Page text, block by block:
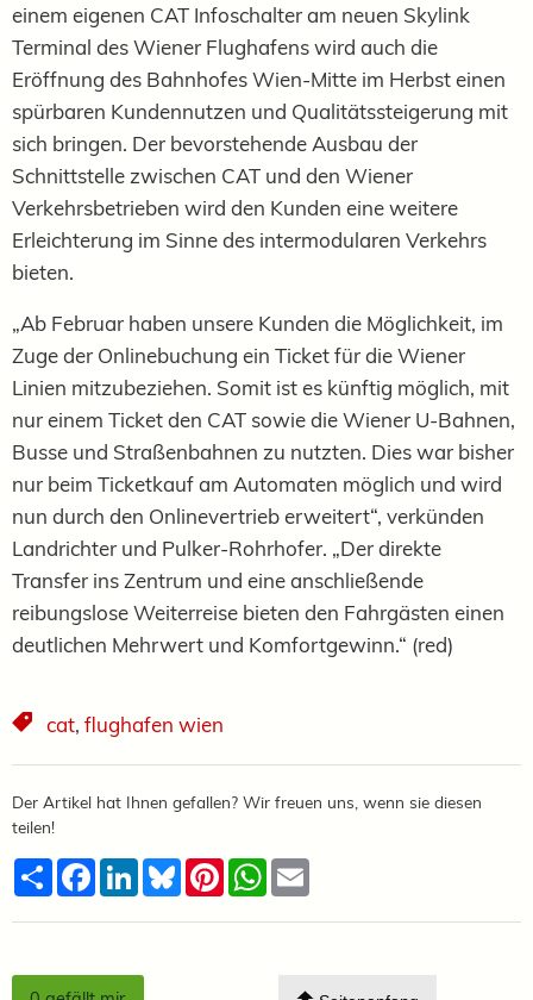
einem eigenen CAT Infoschalter am neuen Skylink
Terminal des Wiener Flughafens wird auch die
Eröffnung des Bahnhofes Wien-Mitte im Herbst einen
spürbaren Kundennutzen und Qualitätssteigerung mit
sich bringen. Der bevorstehende Ausbau der
Schnittstelle zwischen CAT und den Wiener
Verkehrsbetrieben wird den Kunden eine weitere
Erleichterung im Sinne des intermodularen Verkehrs
bieten.
„Ab Februar haben unsere Kunden die Möglichkeit, im
Zuge der Onlinebuchung ein Ticket für die Wiener
Linien mitzubeziehen. Somit ist es künftig möglich, mit
nur einem Ticket den CAT sowie die Wiener U-Bahnen,
Busse und Straßenbahnen zu nutzten. Dies war bisher
nur beim Ticketkauf am Automaten möglich und wird
nun durch den Onlinevertrieb erweitert“, verkünden
Landrichter und Pulker-Rohrhofer. „Der direkte
Transfer ins Zentrum und eine anschließende
reibungslose Weiterreise bieten den Fahrgästen einen
deutlichen Mehrwert und Komfortgewinn.“ (red)
cat, flughafen wien
Der Artikel hat Ihnen gefallen? Wir freuen uns, wenn sie diesen
teilen!
TeilenFacebook
LinkedInBlueskyPinterestWhatsApp